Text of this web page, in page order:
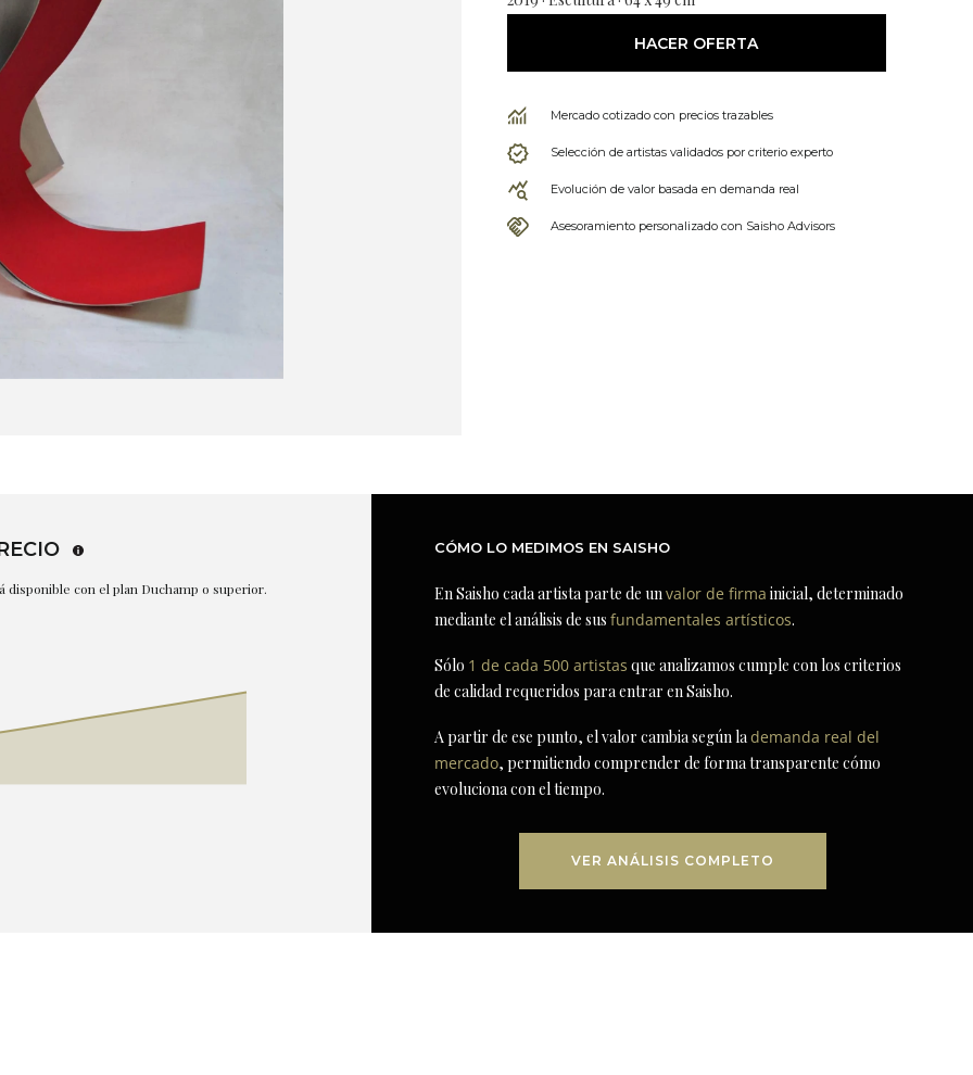
HACER OFERTA
Mercado cotizado con precios trazables
Selección de artistas validados por criterio experto
Evolución de valor basada en demanda real
Asesoramiento personalizado con Saisho Advisors
disponible con el plan Duchamp o superior.
CÓMO LO MEDIMOS EN SAISHO
En Saisho cada artista parte de unvalor de firma inicial, determinado
mediante el análisis de susfundamentales artísticos.
Sólo 1 de cada 500 artistas que analizamos cumple con los criterios
de calidad requeridos para entrar en Saisho.
A partir de ese punto, el valor cambia según lademanda real del
mercado, permitiendo comprender de forma transparente cómo
evoluciona con el tiempo.
VER ANÁLISIS COMPLETO